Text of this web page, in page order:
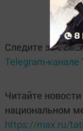
Следите за
Telegram-канале
Читайте
национальном
https://max.ru/